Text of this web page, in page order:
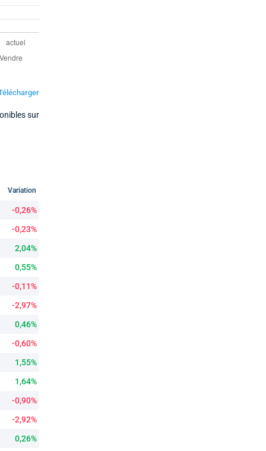
sur
Variation
-0,26%
-0,23%
2,04%
0,55%
-0,11%
-2,97%
0,46%
-0,60%
1,55%
1,64%
-0,90%
-2,92%
0,26%